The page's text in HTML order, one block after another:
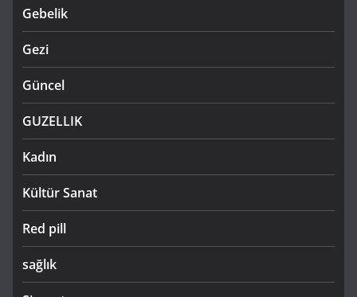
Gebelik
Gezi
Güncel
GUZELLIK
Kadın
Kültür Sanat
Red pill
sağlık